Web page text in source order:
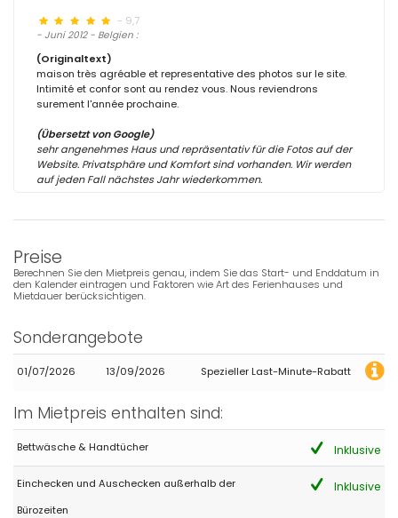
- 9,7
- Juni 2012 - Belgien :
(Originaltext)
maison très agréable et representative des photos sur le site.
Intimité et confor sont au rendez vous. Nous reviendrons
surement l'année prochaine.
(Übersetzt von Google)
sehr angenehmes Haus und repräsentativ für die Fotos auf der
Website. Privatsphäre und Komfort sind vorhanden. Wir werden
auf jeden Fall nächstes Jahr wiederkommen.
Preise
Berechnen Sie den Mietpreis genau, indem Sie das Start- und Enddatum in
den Kalender eintragen und Faktoren wie Art des Ferienhauses und
Mietdauer berücksichtigen.
Sonderangebote
01/07/2026 13/09/2026 Spezieller Last-Minute-Rabatt
Im Mietpreis enthalten sind:
Bettwäsche & Handtücher Inklusive
Einchecken und Auschecken außerhalb der
Bürozeiten
Inklusive